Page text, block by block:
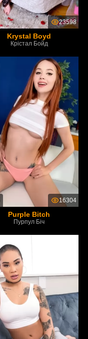
23598
Krystal Boyd
Крістал Бойд
16304
Purple Bitch
Пурпул Біч